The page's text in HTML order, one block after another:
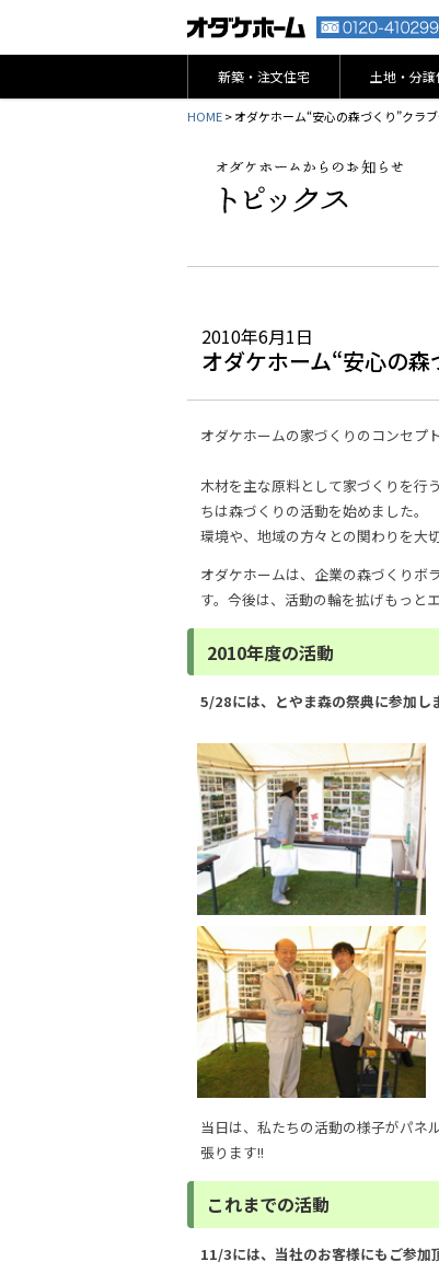
新築・注文住宅 土地・分譲
HOME> オダケホーム“安心の森づくり”クラ
2010年6月1日
オダケホーム“安心の
オダケホームの家づくりのコンセプ
木材を主な原料として家づくりを行
ちは森づくりの活動を始めました。
環境や、地域の方々との関わりを大
オダケホームは、企業の森づくりボ
す。今後は、活動の輪を拡げもっと
2010年度の活動
5/28には、とやま森の祭典に参加し
当日は、私たちの活動の様子がパネ
張ります!!
これまでの活動
11/3には、当社のお客様にもご参加